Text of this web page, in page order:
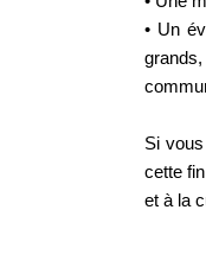
• Un
Si
cette
et à la